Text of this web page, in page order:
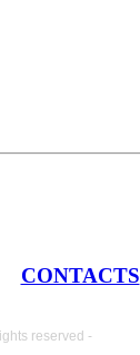
CONTACTS
reserved -